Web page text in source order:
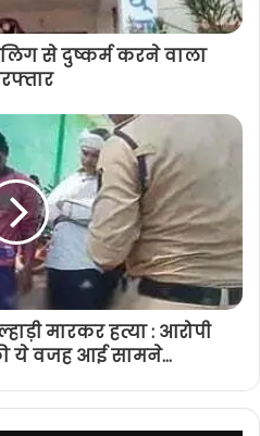
से दुष्कर्म करने वाला
मारकर हत्या : आरोपी
ये वजह आई सामने...